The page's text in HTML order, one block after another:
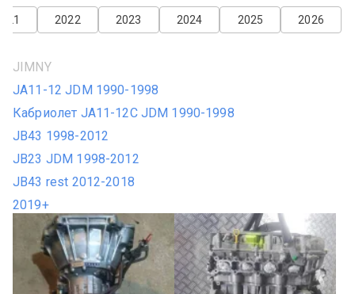
2026
2025
2024
2023
2022
JIMNY
JA11-12 JDM 1990-1998
Кабриолет JA11-12C JDM 1990-1998
JB43 1998-2012
JB23 JDM 1998-2012
JB43 rest 2012-2018
2019+